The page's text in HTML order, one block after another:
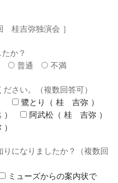
桂吉弥独演会 ］
か？
普通 不満
さい。（複数回答可）
鷺とり（ 桂 吉弥 ）
阿武松（ 桂 吉弥 ）
になりましたか？（複数回
ミューズからの案内状で